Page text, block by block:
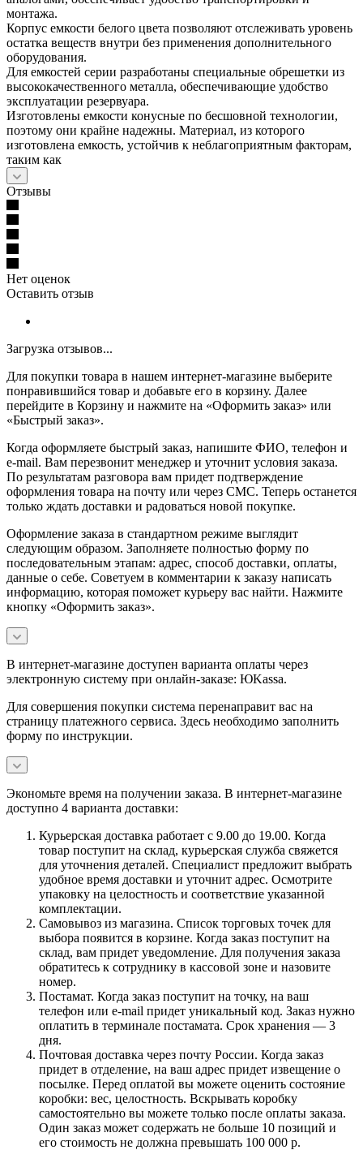
монтажа.
Корпус емкости белого цвета позволяют отслеживать уровень
остатка веществ внутри без применения дополнительного
оборудования.
Для емкостей серии разработаны специальные обрешетки из
высококачественного металла, обеспечивающие удобство
эксплуатации резервуара.
Изготовлены емкости конусные по бесшовной технологии,
поэтому они крайне надежны. Материал, из которого
изготовлена емкость, устойчив к неблагоприятным факторам,
таким как
Отзывы
Нет оценок
Оставить отзыв
Загрузка отзывов...
Для покупки товара в нашем интернет-магазине выберите
понравившийся товар и добавьте его в корзину. Далее
перейдите в Корзину и нажмите на «Оформить заказ» или
«Быстрый заказ».
Когда оформляете быстрый заказ, напишите ФИО, телефон и
e-mail. Вам перезвонит менеджер и уточнит условия заказа.
По результатам разговора вам придет подтверждение
оформления товара на почту или через СМС. Теперь останется
только ждать доставки и радоваться новой покупке.
Оформление заказа в стандартном режиме выглядит
следующим образом. Заполняете полностью форму по
последовательным этапам: адрес, способ доставки, оплаты,
данные о себе. Советуем в комментарии к заказу написать
информацию, которая поможет курьеру вас найти. Нажмите
кнопку «Оформить заказ».
В интернет-магазине доступен варианта оплаты через
электронную систему при онлайн-заказе: ЮKassa.
Для совершения покупки система перенаправит вас на
страницу платежного сервиса. Здесь необходимо заполнить
форму по инструкции.
Экономьте время на получении заказа. В интернет-магазине
доступно 4 варианта доставки:
Курьерская доставка работает с 9.00 до 19.00. Когда
товар поступит на склад, курьерская служба свяжется
для уточнения деталей. Специалист предложит выбрать
удобное время доставки и уточнит адрес. Осмотрите
упаковку на целостность и соответствие указанной
комплектации.
Самовывоз из магазина. Список торговых точек для
выбора появится в корзине. Когда заказ поступит на
склад, вам придет уведомление. Для получения заказа
обратитесь к сотруднику в кассовой зоне и назовите
номер.
Постамат. Когда заказ поступит на точку, на ваш
телефон или e-mail придет уникальный код. Заказ нужно
оплатить в терминале постамата. Срок хранения — 3
дня.
Почтовая доставка через почту России. Когда заказ
придет в отделение, на ваш адрес придет извещение о
посылке. Перед оплатой вы можете оценить состояние
коробки: вес, целостность. Вскрывать коробку
самостоятельно вы можете только после оплаты заказа.
Один заказ может содержать не больше 10 позиций и
его стоимость не должна превышать 100 000 р.